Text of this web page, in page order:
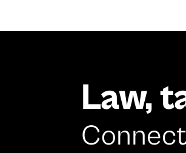
Law,